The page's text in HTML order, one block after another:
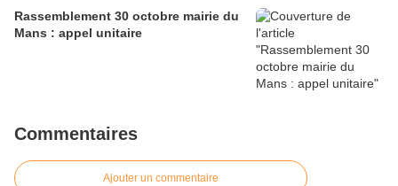
Rassemblement 30 octobre mairie du
Mans : appel unitaire
Commentaires
Ajouter un commentaire